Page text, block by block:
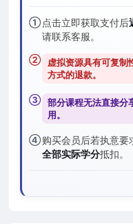
①点击立即获取支付后
请联系客服。
② 虚拟资源具有可复制
方式的退款。
③ 部分课程无法直接分
用。
④购买会员后若执意要
全部实际学分抵扣。